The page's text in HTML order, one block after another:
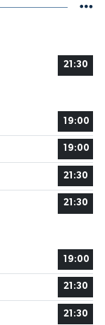
21:30
19:00
19:00
21:30
21:30
19:00
21:30
21:30